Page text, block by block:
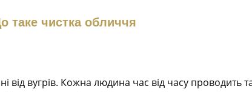
таке чистка обличчя
від вугрів. Кожна людина час від часу проводить